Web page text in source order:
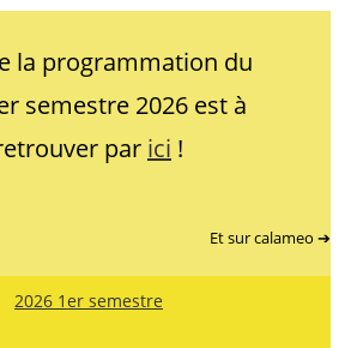
la programmation du
semestre 2026 est à
par ici !
Et sur calameo ➔
2026 1er semestre